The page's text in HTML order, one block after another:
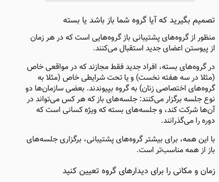
تصمیم بگیرید که آیا گروه شما باز باشد یا بسته
منظور از گروه‌های پشتیبانی باز گروه‌هایی است که در هر زمان
از پیوستن اعضای جدید استقبال می‌کنند.
در گروه‌های بسته، افراد جدید فقط مجازند که در مواقعی خاص
(مثلا در سه هفته نخست) و یا تحت شرایطی خاص (مثلا به
گروه‌های اختصاصی زنان) به گروه بپیوندند. بعضی سازمان‌ها دو
نوع جلسه برگزار می‌کنند: جلسه‌های باز که هر کس می‌تواند در
آن‌ها شرکت کند، و جلسه‌های بسته که ویژه کسانی است که
دوره را می‌گذرانند.
با این همه، برای بیشتر گروه‌های پشتیبانی، برگزاری جلسه‌های
باز از همه مناسب‌تر است.
زمان و مکانی را برای دیدارهای گروه تعیین کنید